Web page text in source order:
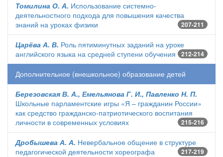
Томилина О. А. Использование системно-
деятельностного подхода для повышения качества
знаний на уроках физики
207-211
Царёва А. В. Роль пятиминутных заданий на уроке
английского языка на средней ступени обучения
212-214
Дополнительное (внешкольное) образование детей
Березовская В. А., Емельянова Г. И., Павленко Н. П.
Школьные парламентские игры «Я – гражданин России»
как средство гражданско-патриотического воспитания
личности в современных условиях
215-216
Дробышева А. А. Невербальное общение в структуре
педагогической деятельности хореографа
217-219